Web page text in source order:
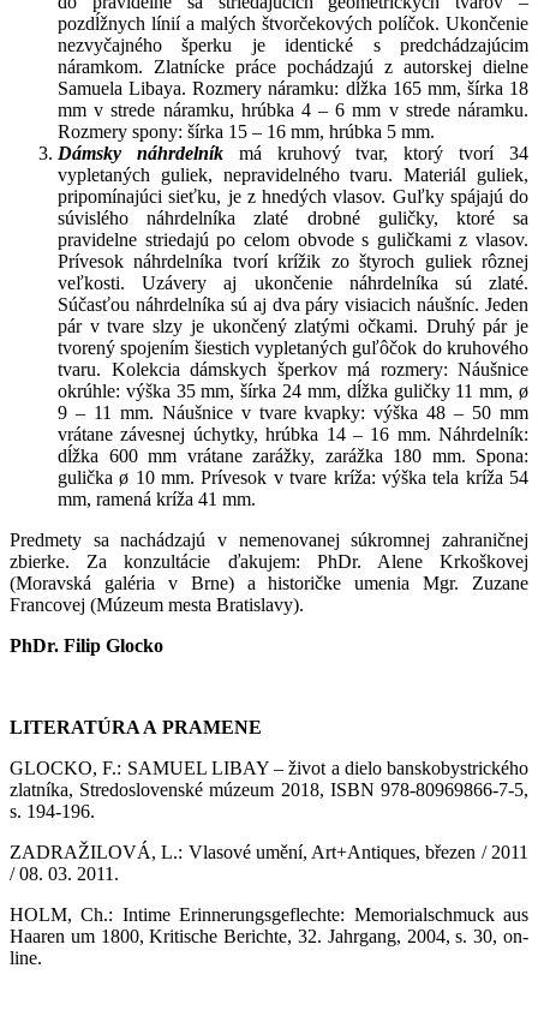
pozdĺžnych línií a malých štvorčekových políčok. Ukončenie
nezvyčajného šperku je identické s predchádzajúcim
náramkom. Zlatnícke práce pochádzajú z autorskej dielne
Samuela Libaya. Rozmery náramku: dĺžka 165 mm, šírka 18
mm v strede náramku, hrúbka 4 – 6 mm v strede náramku.
Rozmery spony: šírka 15 – 16 mm, hrúbka 5 mm.
Dámsky náhrdelníkmá kruhový tvar, ktorý tvorí 34
vypletaných guliek, nepravidelného tvaru. Materiál guliek,
pripomínajúci sieťku, je z hnedých vlasov. Guľky spájajú do
súvislého náhrdelníka zlaté drobné guličky, ktoré sa
pravidelne striedajú po celom obvode s guličkami z vlasov.
Prívesok náhrdelníka tvorí krížik zo štyroch guliek rôznej
veľkosti. Uzávery aj ukončenie náhrdelníka sú zlaté.
Súčasťou náhrdelníka sú aj dva páry visiacich náušníc. Jeden
pár v tvare slzy je ukončený zlatými očkami. Druhý pár je
tvorený spojením šiestich vypletaných guľôčok do kruhového
tvaru. Kolekcia dámskych šperkov má rozmery: Náušnice
okrúhle: výška 35 mm, šírka 24 mm, dĺžka guličky 11 mm, ø
9 – 11 mm. Náušnice v tvare kvapky: výška 48 – 50 mm
vrátane závesnej úchytky, hrúbka 14 – 16 mm. Náhrdelník:
dĺžka 600 mm vrátane zarážky, zarážka 180 mm. Spona:
gulička ø 10 mm. Prívesok v tvare kríža: výška tela kríža 54
mm, ramená kríža 41 mm.
Predmety sa nachádzajú v nemenovanej súkromnej zahraničnej
zbierke. Za konzultácie ďakujem: PhDr. Alene Krkoškovej
(Moravská galéria v Brne) a historičke umenia Mgr. Zuzane
Francovej (Múzeum mesta Bratislavy).
PhDr. Filip Glocko
LITERATÚRA A PRAMENE
GLOCKO, F.: SAMUEL LIBAY – život a dielo banskobystrického
zlatníka, Stredoslovenské múzeum 2018, ISBN 978-80969866-7-5,
s. 194-196.
ZADRAŽILOVÁ, L.: Vlasové umění, Art+Antiques, březen / 2011
/ 08. 03. 2011.
HOLM, Ch.: Intime Erinnerungsgeflechte: Memorialschmuck aus
Haaren um 1800, Kritische Berichte, 32. Jahrgang, 2004, s. 30, on-
line.